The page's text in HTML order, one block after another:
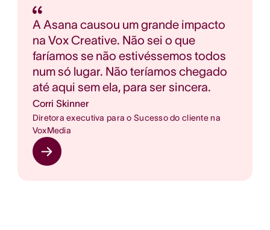
A Asana causou um grande impacto
na Vox Creative. Não sei o que
faríamos se não estivéssemos todos
num só lugar. Não teríamos chegado
até aqui sem ela, para ser sincera.
Corri Skinner
Diretora executiva para o Sucesso do cliente na
VoxMedia